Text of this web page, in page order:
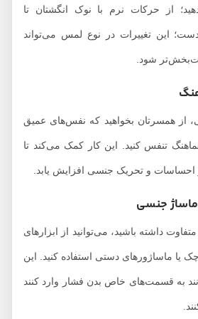
از حرکات نرم با نوک انگشتان تا
تغییرات در نوع لمس می‌تواند
شود.
همسرتان بخواهید که نفس‌های عمیق
تنفس کنید. این کار کمک می‌کند تا
و تحریک جنسی افزایش یابد.
جنسی
داشته باشید، می‌توانید از ابزارهای
ماساژورهای دستی استفاده کنید. این
قسمت‌های خاص بدن فشار وارد کنند